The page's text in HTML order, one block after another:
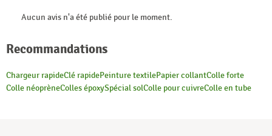
Aucun avis n'a été publié pour le moment.
Recommandations
Chargeur rapideClé rapidePeinture textilePapier collantColle forte
Colle néoprèneColles époxySpécial solColle pour cuivreColle en tube